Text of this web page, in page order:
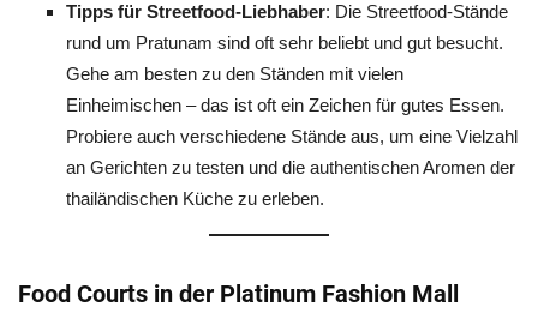
Tipps für Streetfood-Liebhaber: Die Streetfood-Stände
rund um Pratunam sind oft sehr beliebt und gut besucht.
Gehe am besten zu den Ständen mit vielen
Einheimischen – das ist oft ein Zeichen für gutes Essen.
Probiere auch verschiedene Stände aus, um eine Vielzahl
an Gerichten zu testen und die authentischen Aromen der
thailändischen Küche zu erleben.
Food Courts in der Platinum Fashion Mall